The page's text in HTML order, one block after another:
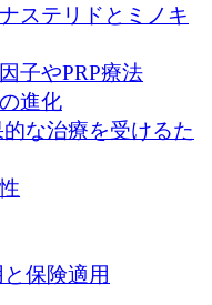
ステリドとミノキ
子やPRP療法
進化
な治療を受けるた
保険適用